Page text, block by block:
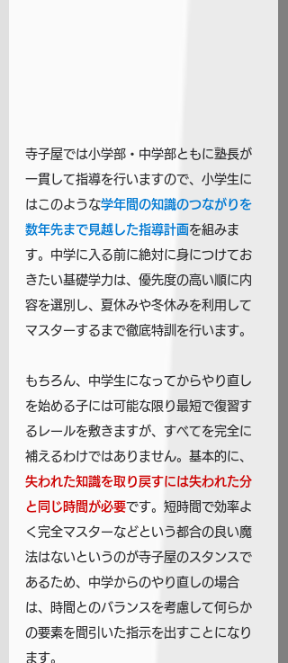
寺子屋では小学部・中学部ともに塾長が
一貫して指導を行いますので、小学生に
はこのような学年間の知識のつながりを
数年先まで見越した指導計画を組みま
す。中学に入る前に絶対に身につけてお
きたい基礎学力は、優先度の高い順に内
容を選別し、夏休みや冬休みを利用して
マスターするまで徹底特訓を行います。
もちろん、中学生になってからやり直し
を始める子には可能な限り最短で復習す
るレールを敷きますが、すべてを完全に
補えるわけではありません。基本的に、
失われた知識を取り戻すには失われた分
と同じ時間が必要です。短時間で効率よ
く完全マスターなどという都合の良い魔
法はないというのが寺子屋のスタンスで
あるため、中学からのやり直しの場合
は、時間とのバランスを考慮して何らか
の要素を間引いた指示を出すことになり
ます。